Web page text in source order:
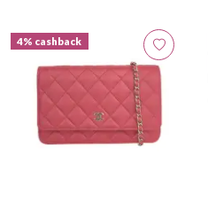
4% cashback